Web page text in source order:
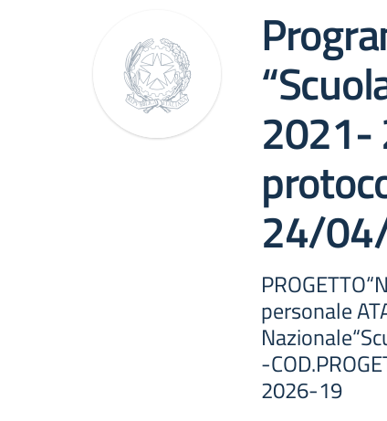
2021-
24/
personale
-
2026-19